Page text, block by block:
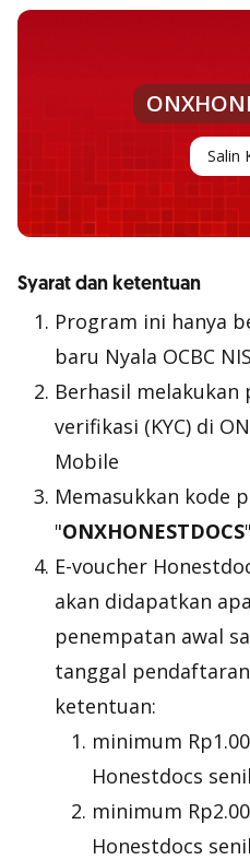
Salin
Syarat dan ketentuan
Program ini hanya
baru Nyala OCBC
Berhasil melakukan
verifikasi (KYC) di
Mobile
Memasukkan kode
"ONXHONESTDOCS
E-voucher
akan didapatkan
penempatan awal
tanggal
ketentuan:
minimum
Honestdocs
minimum
Honestdocs